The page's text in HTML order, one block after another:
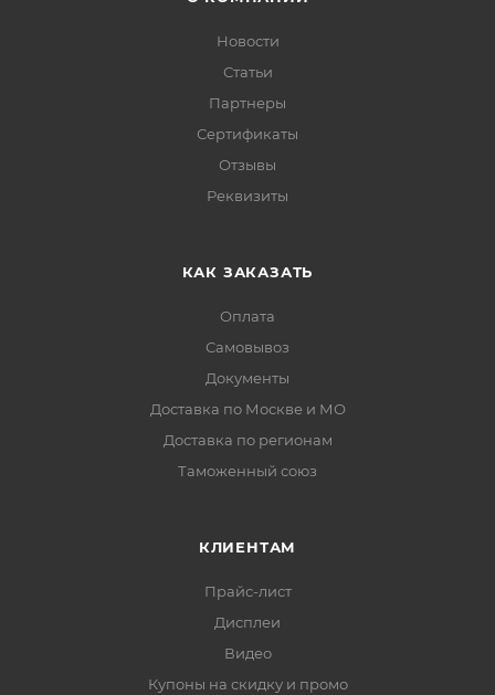
Новости
Статьи
Партнеры
Сертификаты
Отзывы
Реквизиты
КАК ЗАКАЗАТЬ
Оплата
Самовывоз
Документы
Доставка по Москве и МО
Доставка по регионам
Таможенный союз
КЛИЕНТАМ
Прайс-лист
Дисплеи
Видео
Купоны на скидку и промо